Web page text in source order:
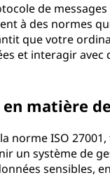
de
à des normes
que votre
et interagir
matière
norme ISO
un système de
sensibles,